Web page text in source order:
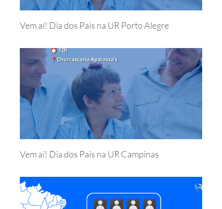
Vem aí! Dia dos Pais na UR Porto Alegre
Vem aí! Dia dos Pais na UR Campinas